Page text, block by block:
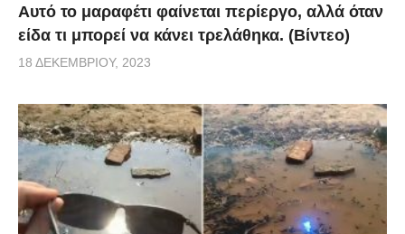
Αυτό το μαραφέτι φαίνεται περίεργο, αλλά όταν
είδα τι μπορεί να κάνει τρελάθηκα. (Βίντεο)
18 ΔΕΚΕΜΒΡΊΟΥ, 2023